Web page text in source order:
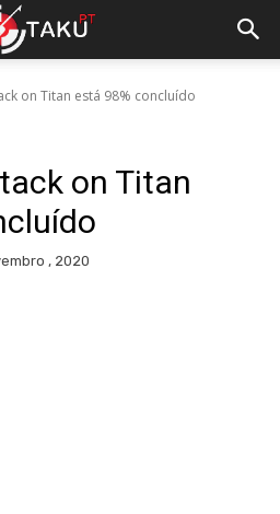
on Titan está 98% concluído
on Titan
, 2020